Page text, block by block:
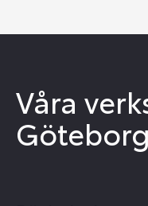
Våra
Göteborg